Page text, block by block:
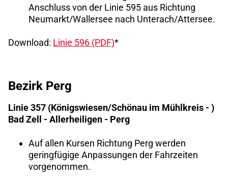
Anschluss von der Linie 595 aus Richtung
Neumarkt/Wallersee nach Unterach/Attersee.
Download: Linie 596 (PDF)*
Bezirk Perg
Linie 357 (Königswiesen/Schönau im Mühlkreis - )
Bad Zell - Allerheiligen - Perg
Auf allen Kursen Richtung Perg werden
geringfügige Anpassungen der Fahrzeiten
vorgenommen.